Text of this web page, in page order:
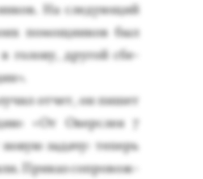
На сле­ду­ющий
по­мощ­ни­ков был
го­лову, дру­гой сбе­
от­чет, он пи­шет
«От Овер­слея 7
за­дачу: те­перь
При­каз соп­ро­вож­